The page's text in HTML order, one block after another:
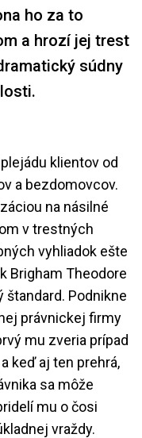
ho za to
a hrozí jej trest
súdny
klientov od
a bezdomovcov.
na násilné
v trestných
vyhliadok ešte
Brigham Theodore
štandard. Podnikne
právnickej firmy
mu zveria prípad
keď aj ten prehrá,
sa môže
mu o čosi
vraždy.